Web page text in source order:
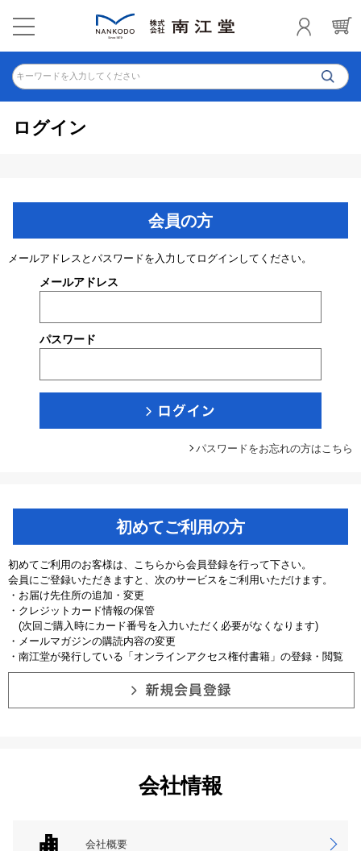
キーワードを入力してください
ログイン
会員の方
メールアドレスとパスワードを入力してログインしてください。
メールアドレス
パスワード
パスワードをお忘れの方はこちら
初めてご利用の方
初めてご利用のお客様は、こちらから会員登録を行って下さい。
会員にご登録いただきますと、次のサービスをご利用いただけます。
・お届け先住所の追加・変更
・クレジットカード情報の保管
(次回ご購入時にカード番号を入力いただく必要がなくなります)
・メールマガジンの購読内容の変更
・南江堂が発行している「オンラインアクセス権付書籍」の登録・閲覧
会社情報
会社概要